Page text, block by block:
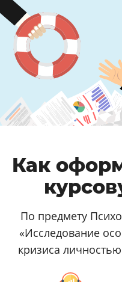
Как
По предмету
«Исследование
кризиса